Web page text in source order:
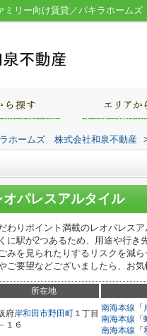
ホームズ 株式会社和泉不動産
オパレスアルタイル
わりポイント満載のレオパレス
に駅が2つあるため、用途や行き
みを見られたりするリスクを減
ご要望などございましたら、お
所在地
府岸和田市野田町 １丁目
１６
南海本線 「
南海本線 「
南海本線 「